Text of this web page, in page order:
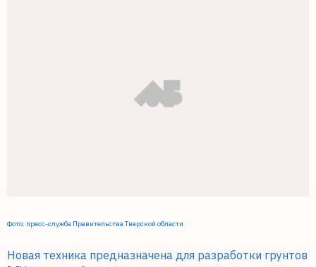
Фото: пресс-служба Правительства Тверской области
Новая техника предназначена для разработки грунтов